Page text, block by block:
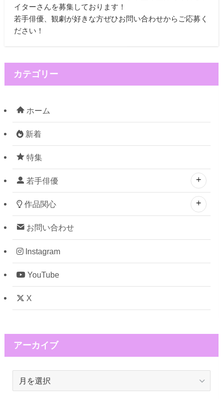
イターさんを募集しております！
若手俳優、観劇が好きな方ぜひお問い合わせからご応募く
ださい！
カテゴリー
ホーム
新着
特集
若手俳優
作品関心
お問い合わせ
Instagram
YouTube
X
アーカイブ